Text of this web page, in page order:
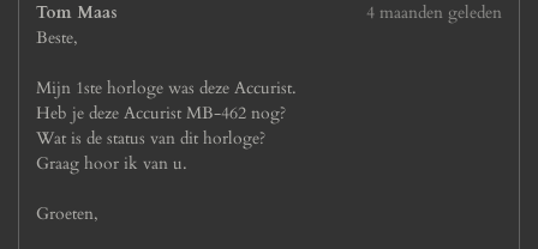
Tom Maas
4 maanden geleden
Beste,
Mijn 1ste horloge was deze Accurist.
Heb je deze Accurist MB-462 nog?
Wat is de status van dit horloge?
Graag hoor ik van u.
Groeten,